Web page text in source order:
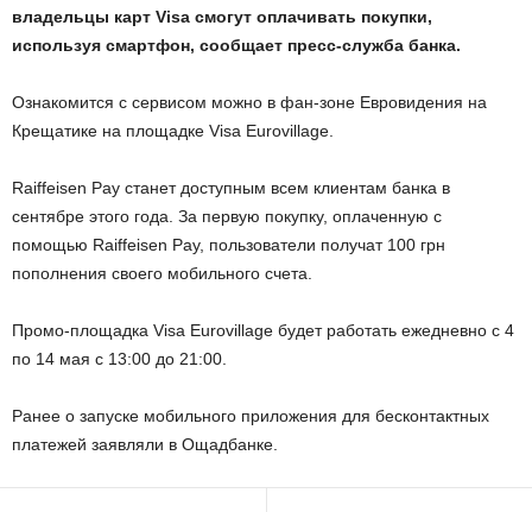
владельцы карт Visa смогут оплачивать покупки,
используя смартфон, сообщает пресс-служба банка.
Ознакомится с сервисом можно в фан-зоне Евровидения на
Крещатике на площадке Visa Eurovillage.
Raiffeisen Pay станет доступным всем клиентам банка в
сентябре этого года. За первую покупку, оплаченную с
помощью Raiffeisen Pay, пользователи получат 100 грн
пополнения своего мобильного счета.
Промо-площадка Visa Eurovillage будет работать ежедневно с 4
по 14 мая с 13:00 до 21:00.
Ранее о запуске мобильного приложения для бесконтактных
платежей заявляли в Ощадбанке.